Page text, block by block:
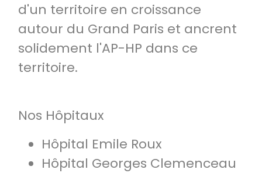
d'un territoire en croissance
autour du Grand Paris et ancrent
solidement l'AP-HP dans ce
territoire.
Nos Hôpitaux
Hôpital Emile Roux
Hôpital Georges Clemenceau